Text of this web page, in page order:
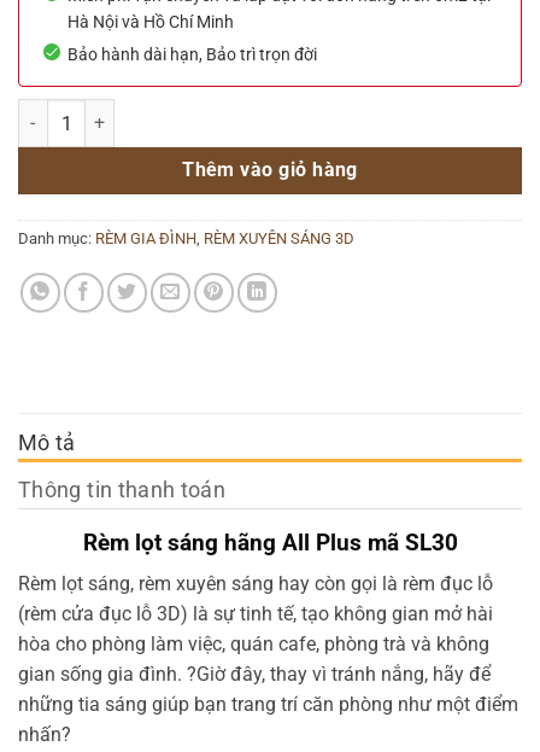
Hà Nội và Hồ Chí Minh
Bảo hành dài hạn, Bảo trì trọn đời
Rèm lọt sáng hãng All Plus mã SL30 số lượng
Thêm vào giỏ hàng
Danh mục: RÈM GIA ĐÌNH RÈM XUYÊN SÁNG 3D
Mô tả
Thông tin thanh toán
Rèm lọt sáng hãng All Plus mã SL30
Rèm lọt sáng, rèm xuyên sáng hay còn gọi là rèm đục lỗ
(rèm cửa đục lỗ 3D) là sự tinh tế, tạo không gian mở hài
hòa cho phòng làm việc, quán cafe, phòng trà và không
gian sống gia đình. ?Giờ đây, thay vì tránh nắng, hãy để
những tia sáng giúp bạn trang trí căn phòng như một điểm
nhấn?